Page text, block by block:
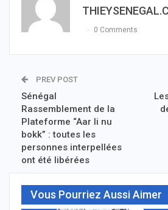
0 Comments
PREV POST
Sénégal
Rassemblement de la
Plateforme “Aar li nu
bokk” : toutes les
personnes interpellées
ont été libérées
Vous Pourriez Aussi Aimer